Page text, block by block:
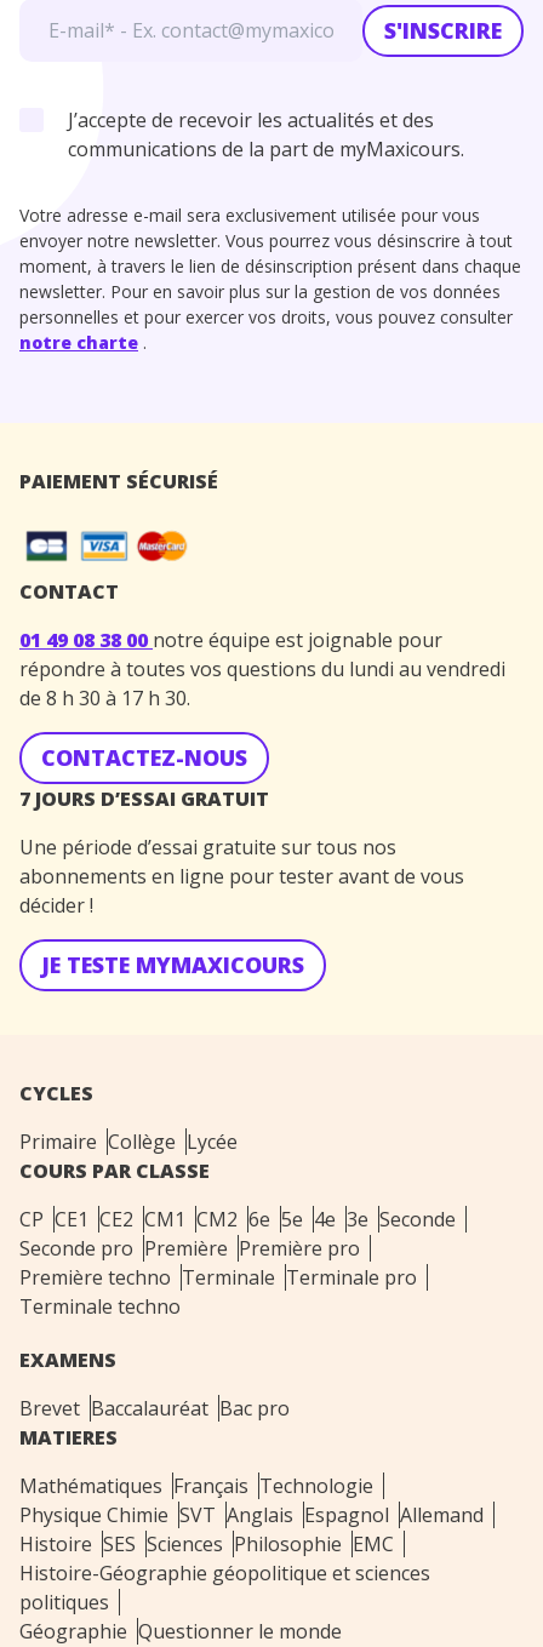
S'INSCRIRE
J’accepte de recevoir les actualités et des
communications de la part de myMaxicours.
Votre adresse e-mail sera exclusivement utilisée pour vous
envoyer notre newsletter. Vous pourrez vous désinscrire à tout
moment, à travers le lien de désinscription présent dans chaque
newsletter. Pour en savoir plus sur la gestion de vos données
personnelles et pour exercer vos droits, vous pouvez consulter
notre charte .
PAIEMENT SÉCURISÉ
CONTACT
01 49 08 38 00 notre équipe est joignable pour
répondre à toutes vos questions du lundi au vendredi
de 8 h 30 à 17 h 30.
CONTACTEZ-NOUS
7 JOURS D’ESSAI GRATUIT
Une période d’essai gratuite sur tous nos
abonnements en ligne pour tester avant de vous
décider !
JE TESTE MYMAXICOURS
CYCLES
Primaire Collège Lycée
COURS PAR CLASSE
CP CE1 CE2 CM1 CM2 6e 5e 4e 3e Seconde
Seconde pro Première Première pro
Première techno Terminale Terminale pro
Terminale techno
EXAMENS
Brevet Baccalauréat Bac pro
MATIERES
Mathématiques Français Technologie
Physique Chimie SVT Anglais Espagnol Allemand
Histoire SES Sciences Philosophie EMC
Histoire-Géographie géopolitique et sciences
politiques
Géographie Questionner le monde